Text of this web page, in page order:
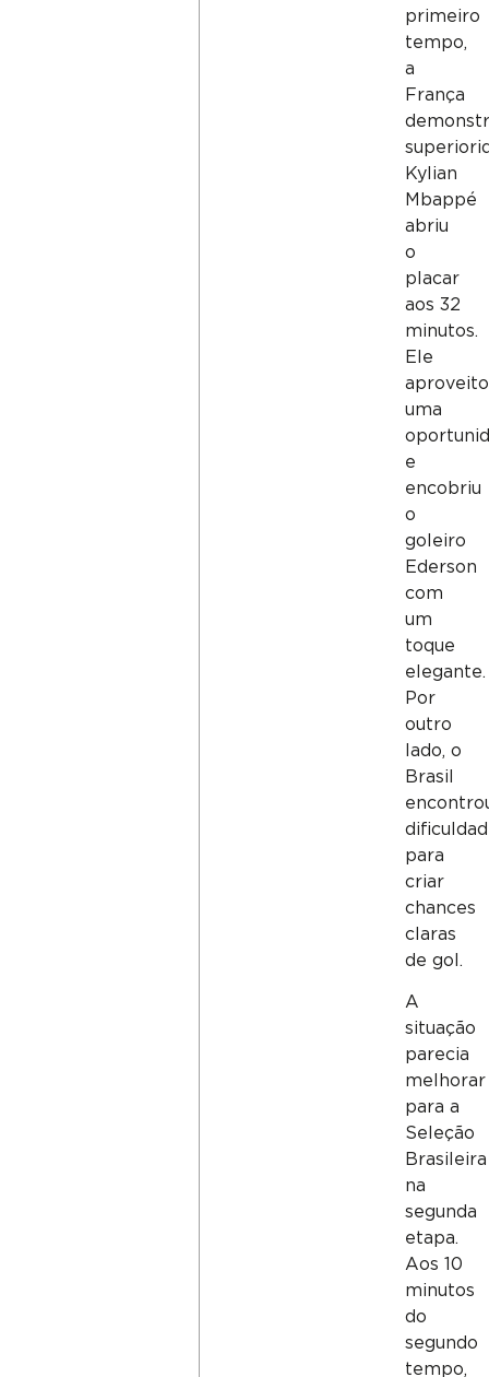
primeiro
tempo,
a
França
Kylian
Mbappé
abriu
o
placar
aos 32
minutos.
Ele
uma
e
encobriu
o
goleiro
Ederson
com
um
toque
elegante.
Por
outro
lado, o
Brasil
para
criar
chances
claras
de gol.
A
situação
parecia
melhorar
para a
Seleção
Brasileira
na
segunda
etapa.
Aos 10
minutos
do
segundo
tempo,